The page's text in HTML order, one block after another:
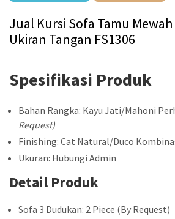
Jual Kursi Sofa Tamu
Ukiran Tangan FS1306
Spesifikasi Produk
Bahan Rangka: Kayu Jati/Mahoni
Request)
Finishing: Cat Natural/Duco
Ukuran: Hubungi Admin
Detail Produk
Sofa 3 Dudukan: 2 Piece (By Request)